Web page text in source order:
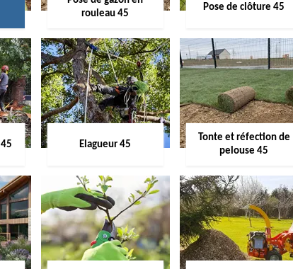
rouleau 45
Pose de clôture 45
Elagueur 45
Tonte et réfection de
pelouse 45